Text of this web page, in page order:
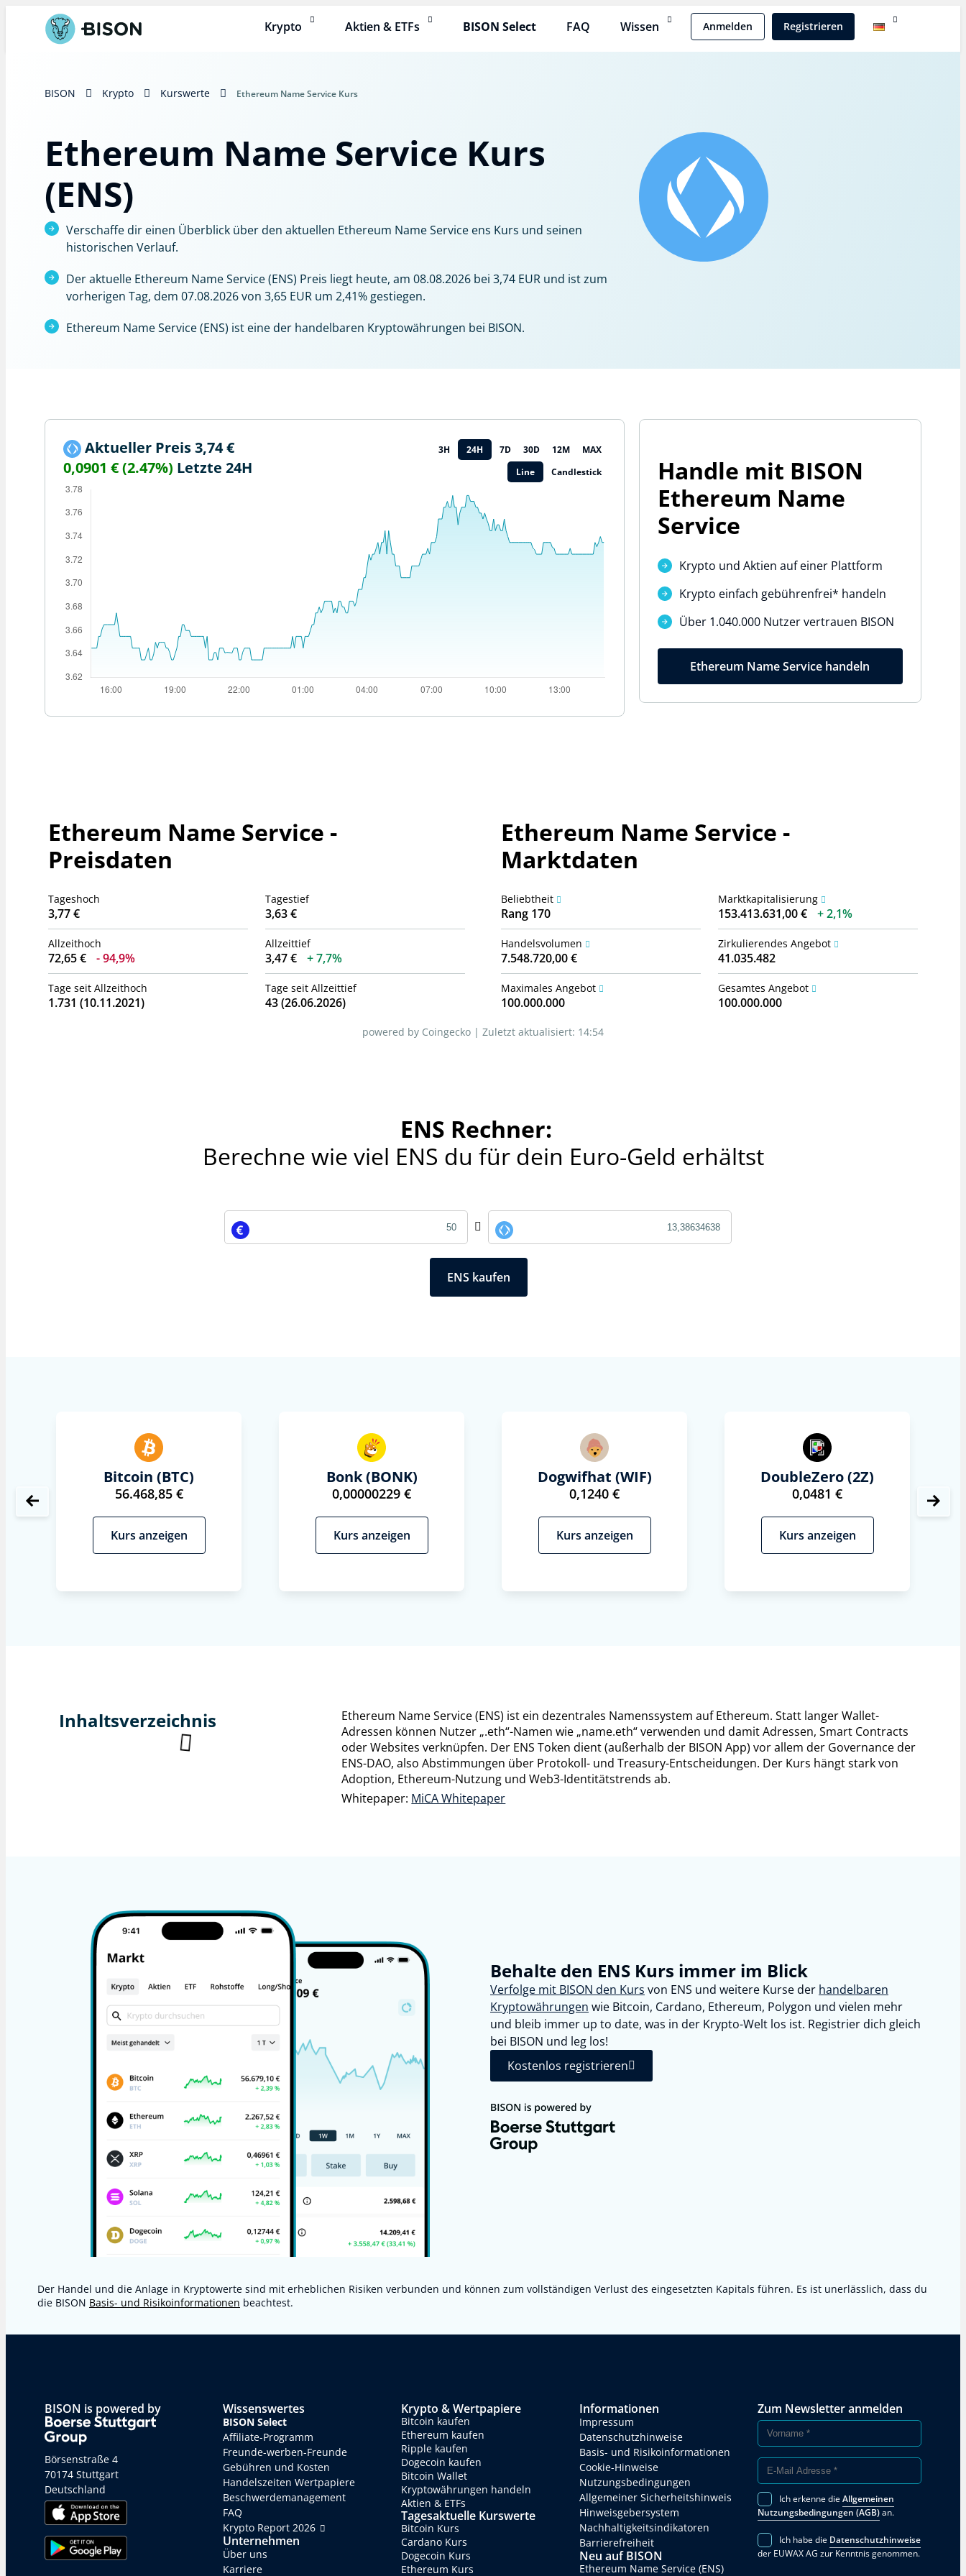
Krypto Aktien & ETFs BISON Select FAQ Wissen Anmelden Registrieren
BISON Krypto Kurswerte Ethereum Name Service Kurs
Ethereum Name Service Kurs
(ENS)
Verschaffe dir einen Überblick über den aktuellen Ethereum Name Service ens Kurs und seinen
historischen Verlauf.
Der aktuelle Ethereum Name Service (ENS) Preis liegt heute, am 08.08.2026 bei 3,74 EUR und ist zum
vorherigen Tag, dem 07.08.2026 von 3,65 EUR um 2,41% gestiegen.
Ethereum Name Service (ENS) ist eine der handelbaren Kryptowährungen bei BISON.
Aktueller Preis 3,74 €
0,0901 € (2.47%) Letzte 24H
3H 24H 7D 30D 12M
MAX
Line
Candlestick
Handle mit BISON
Ethereum Name
Service
Krypto und Aktien auf einer Plattform
Krypto einfach gebührenfrei* handeln
Über 1.040.000 Nutzer vertrauen BISON
Ethereum Name Service handeln
Ethereum Name Service -
Preisdaten
Tageshoch
3,77 €
Allzeithoch
72,65 € 94,9%
Tage seit Allzeithoch
1.731 (10.11.2021)
Tagestief
3,63 €
Allzeittief
3,47 € 7,7%
Tage seit Allzeittief
43 (26.06.2026)
Ethereum Name Service -
Marktdaten
Beliebtheit
Rang 170
Handelsvolumen
7.548.720,00 €
Maximales Angebot
100.000.000
Marktkapitalisierung
153.413.631,00 € 2,1%
Zirkulierendes Angebot
41.035.482
Gesamtes Angebot
100.000.000
powered by Coingecko | Zuletzt aktualisiert: 14:54
ENS Rechner:
Berechne wie viel ENS du für dein Euro-Geld erhältst
ENS kaufen
Bitcoin (BTC)
56.468,85 €
Kurs anzeigen
Bonk (BONK)
0,00000229 €
Kurs anzeigen
Dogwifhat (WIF)
0,1240 €
Kurs anzeigen
DoubleZero (2Z)
0,0481 €
Kurs anzeigen
Inhaltsverzeichnis
Ethereum Name Service (ENS) ist ein dezentrales Namenssystem auf Ethereum. Statt langer Wallet-
Adressen können Nutzer „.eth“-Namen wie „name.eth“ verwenden und damit Adressen, Smart Contracts
oder Websites verknüpfen. Der ENS Token dient (außerhalb der BISON App) vor allem der Governance der
ENS-DAO, also Abstimmungen über Protokoll- und Treasury-Entscheidungen. Der Kurs hängt stark von
Adoption, Ethereum-Nutzung und Web3-Identitätstrends ab.
Whitepaper: MiCA Whitepaper
Verfolge mit BISON den Kurs von ENS und weitere Kurse der handelbaren
Kryptowährungen wie Bitcoin, Cardano, Ethereum, Polygon und vielen mehr
und bleib immer up to date, was in der Krypto-Welt los ist. Registrier dich gleich
bei BISON und leg los!
Behalte den ENS Kurs immer im Blick
Kostenlos registrieren
Der Handel und die Anlage in Kryptowerte sind mit erheblichen Risiken verbunden und können zum vollständigen Verlust des eingesetzten Kapitals führen. Es ist unerlässlich, dass du
die BISON Basis- und Risikoinformationen beachtest.
BISON is powered by
Börsenstraße 4
70174 Stuttgart
Deutschland
Wissenswertes
BISON Select
Affiliate-Programm
Freunde-werben-Freunde
Gebühren und Kosten
Handelszeiten Wertpapiere
Beschwerdemanagement
FAQ
Krypto Report 2026
Unternehmen
Über uns
Karriere
Krypto & Wertpapiere
Bitcoin kaufen
Ethereum kaufen
Ripple kaufen
Dogecoin kaufen
Bitcoin Wallet
Kryptowährungen handeln
Aktien & ETFs
Tagesaktuelle Kurswerte
Bitcoin Kurs
Cardano Kurs
Dogecoin Kurs
Ethereum Kurs
Informationen
Impressum
Datenschutzhinweise
Basis- und Risikoinformationen
Cookie-Hinweise
Nutzungsbedingungen
Allgemeiner Sicherheitshinweis
Hinweisgebersystem
Nachhaltigkeitsindikatoren
Barrierefreiheit
Neu auf BISON
Ethereum Name Service (ENS)
Zum Newsletter anmelden
Ich erkenne dieAllgemeinen
Nutzungsbedingungen (AGB)an.
Ich habe die Datenschutzhinweise
der EUWAX AG zur Kenntnis genommen.